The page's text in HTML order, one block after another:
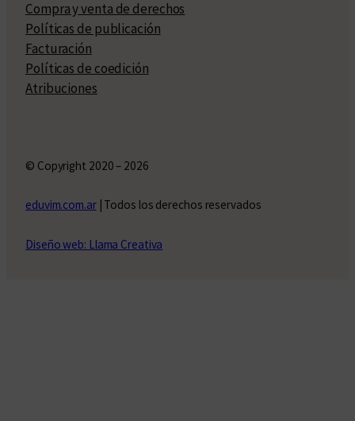
Compra y venta de derechos
Políticas de publicación
Facturación
Políticas de coedición
Atribuciones
© Copyright 2020 – 2026
eduvim.com.ar| Todos los derechos reservados
Diseño web: Llama Creativa